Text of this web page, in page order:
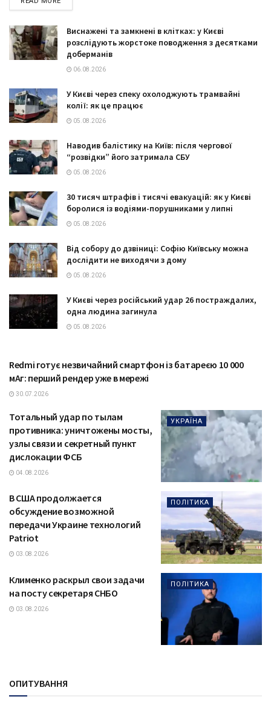
Виснажені та замкнені в клітках: у Києві
розслідують жорстоке поводження з десятками
доберманів
06.08.2026
У Києві через спеку охолоджують трамвайні
колії: як це працює
05.08.2026
Наводив балістику на Київ: після чергової
“розвідки” його затримала СБУ
05.08.2026
30 тисяч штрафів і тисячі евакуацій: як у Києві
боролися із водіями-порушниками у липні
05.08.2026
Від собору до дзвіниці: Софію Київську можна
дослідити не виходячи з дому
05.08.2026
У Києві через російський удар 26 постраждалих,
одна людина загинула
05.08.2026
ТЕХНОЛОГІЇ
Redmi готує незвичайний смартфон із батареєю 10 000
мАг: перший рендер уже в мережі
30.07.2026
УКРАЇНА
Тотальный удар по тылам
противника: уничтожены мосты,
узлы связи и секретный пункт
дислокации ФСБ
04.08.2026
ПОЛІТИКА
В США продолжается
обсуждение возможной
передачи Украине технологий
Patriot
03.08.2026
ПОЛІТИКА
Клименко раскрыл свои задачи
на посту секретаря СНБО
03.08.2026
ОПИТУВАННЯ